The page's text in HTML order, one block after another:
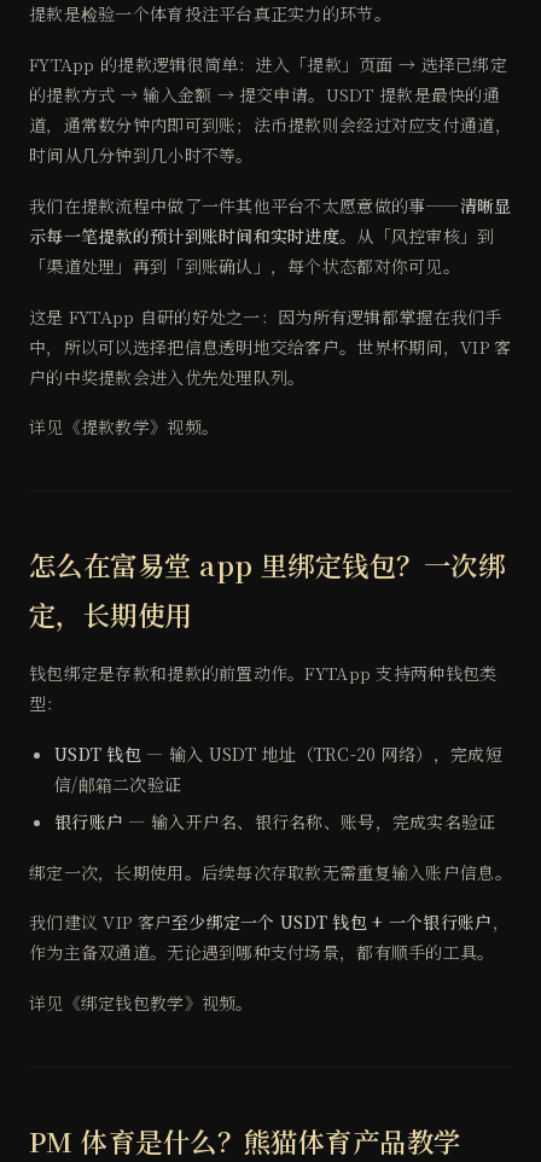
提款是检验一个体育投注平台真正实力的环节。
FYTApp 的提款逻辑很简单：进入「提款」页面 → 选择已绑定
的提款方式 → 输入金额 → 提交申请。USDT 提款是最快的通
道，通常数分钟内即可到账；法币提款则会经过对应支付通道，
时间从几分钟到几小时不等。
我们在提款流程中做了一件其他平台不太愿意做的事——清晰显
示每一笔提款的预计到账时间和实时进度。从「风控审核」到
「渠道处理」再到「到账确认」，每个状态都对你可见。
这是 FYTApp 自研的好处之一：因为所有逻辑都掌握在我们手
中，所以可以选择把信息透明地交给客户。世界杯期间，VIP 客
户的中奖提款会进入优先处理队列。
详见《提款教学》视频。
怎么在富易堂 app 里绑定钱包？一次绑
定，长期使用
钱包绑定是存款和提款的前置动作。FYTApp 支持两种钱包类
型：
USDT 钱包 — 输入 USDT 地址（TRC-20 网络），完成短
信/邮箱二次验证
银行账户 — 输入开户名、银行名称、账号，完成实名验证
绑定一次，长期使用。后续每次存取款无需重复输入账户信息。
我们建议 VIP 客户至少绑定一个 USDT 钱包 + 一个银行账户，
作为主备双通道。无论遇到哪种支付场景，都有顺手的工具。
详见《绑定钱包教学》视频。
PM 体育是什么？熊猫体育产品教学